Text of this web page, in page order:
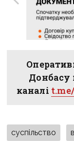
Донбасу
каналі
суспільство